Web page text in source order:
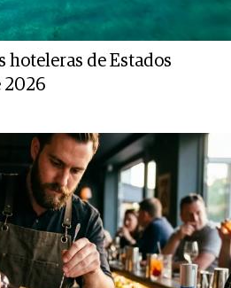
hoteleras de Estados
2026